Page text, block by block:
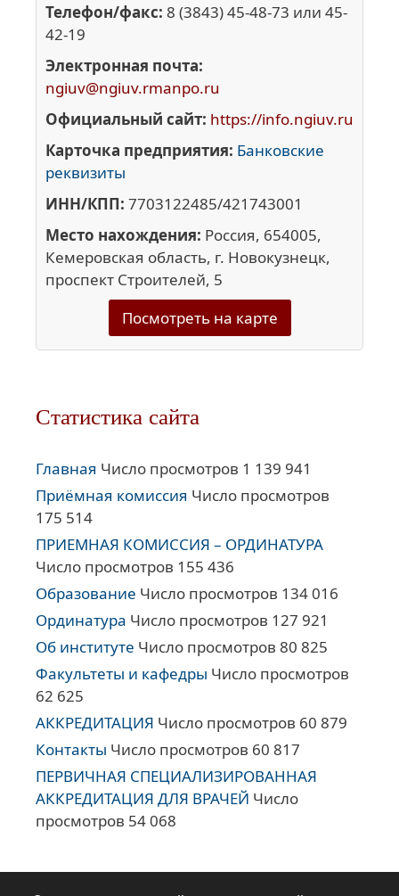
Телефон/факс: 8 (3843) 45-48-73 или 45-
42-19
Электронная почта:
ngiuv@ngiuv.rmanpo.ru
Официальный сайт: https://info.ngiuv.ru
Карточка предприятия: Банковские
реквизиты
ИНН/КПП: 7703122485/421743001
Место нахождения: Россия, 654005,
Кемеровская область, г. Новокузнецк,
проспект Строителей, 5
Посмотреть на карте
Статистика сайта
Главная Число просмотров 1 139 941
Приёмная комиссия Число просмотров
175 514
ПРИЕМНАЯ КОМИССИЯ – ОРДИНАТУРА
Число просмотров 155 436
Образование Число просмотров 134 016
Ординатура Число просмотров 127 921
Об институте Число просмотров 80 825
Факультеты и кафедры Число просмотров
62 625
АККРЕДИТАЦИЯ Число просмотров 60 879
Контакты Число просмотров 60 817
ПЕРВИЧНАЯ СПЕЦИАЛИЗИРОВАННАЯ
АККРЕДИТАЦИЯ ДЛЯ ВРАЧЕЙ Число
просмотров 54 068